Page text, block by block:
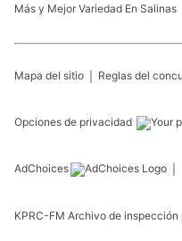
Más y Mejor Variedad En Salinas
Mapa del sitio Reglas del
Opciones de privacidad
AdChoices
KPRC-FM Archivo de inspección